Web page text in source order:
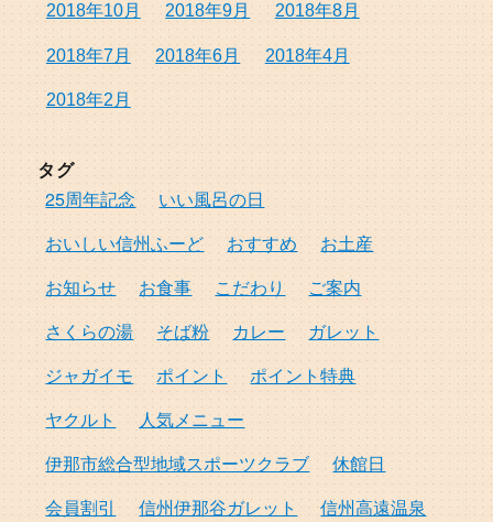
2018年10月 2018年9月 2018年8月
2018年7月 2018年6月 2018年4月
2018年2月
タグ
25周年記念
いい風呂の日
おいしい信州ふーど
おすすめ
お土産
お知らせ
お食事 こだわり
ご案内
さくらの湯
そば粉 カレー
ガレット
ジャガイモ
ポイント
ポイント特典
ヤクルト
人気メニュー
伊那市総合型地域スポーツクラブ
休館日
会員割引
信州伊那谷ガレット
信州高遠温泉